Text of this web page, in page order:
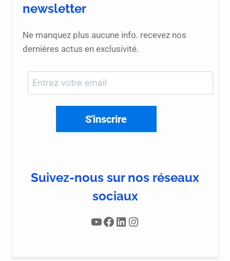
newsletter
Ne manquez plus aucune info. recevez nos
dernières actus en exclusivité.
Suivez-nous sur nos réseaux
sociaux